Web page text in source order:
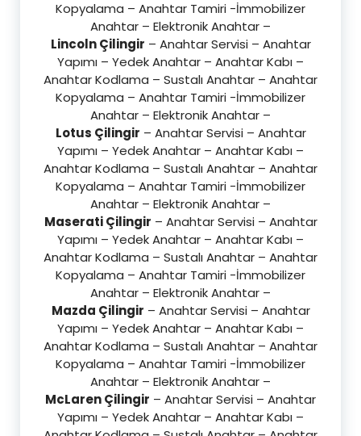
Kopyalama – Anahtar Tamiri -İmmobilizer
Anahtar – Elektronik Anahtar –
Lincoln Çilingir – Anahtar Servisi – Anahtar
Yapımı – Yedek Anahtar – Anahtar Kabı –
Anahtar Kodlama – Sustalı Anahtar – Anahtar
Kopyalama – Anahtar Tamiri -İmmobilizer
Anahtar – Elektronik Anahtar –
Lotus Çilingir – Anahtar Servisi – Anahtar
Yapımı – Yedek Anahtar – Anahtar Kabı –
Anahtar Kodlama – Sustalı Anahtar – Anahtar
Kopyalama – Anahtar Tamiri -İmmobilizer
Anahtar – Elektronik Anahtar –
Maserati Çilingir – Anahtar Servisi – Anahtar
Yapımı – Yedek Anahtar – Anahtar Kabı –
Anahtar Kodlama – Sustalı Anahtar – Anahtar
Kopyalama – Anahtar Tamiri -İmmobilizer
Anahtar – Elektronik Anahtar –
Mazda Çilingir – Anahtar Servisi – Anahtar
Yapımı – Yedek Anahtar – Anahtar Kabı –
Anahtar Kodlama – Sustalı Anahtar – Anahtar
Kopyalama – Anahtar Tamiri -İmmobilizer
Anahtar – Elektronik Anahtar –
McLaren Çilingir – Anahtar Servisi – Anahtar
Yapımı – Yedek Anahtar – Anahtar Kabı –